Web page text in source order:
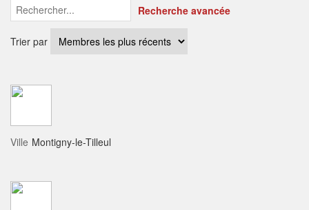
Trier par
Recherche avancée
Ville Montigny-le-Tilleul